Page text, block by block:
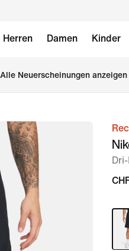
Herren Damen Kinder
Alle Neuerscheinungen anzeigen
Bild 1